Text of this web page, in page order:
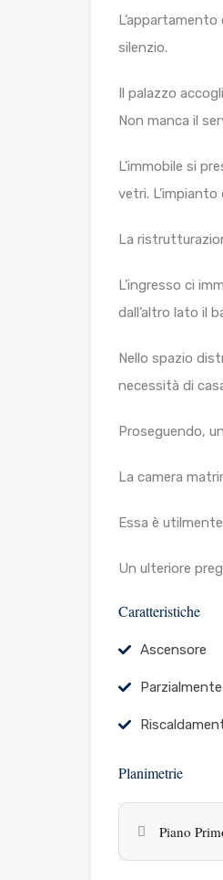
silenzio.
Il palazzo
Non manca il
L’immobile si
vetri.
La
L’ingresso ci
dall’altro lato il
Nello spazio
necessità di
Proseguendo,
La camera
Essa è
Un ulteriore
Caratteristiche
Ascensore
Planimetrie
Piano